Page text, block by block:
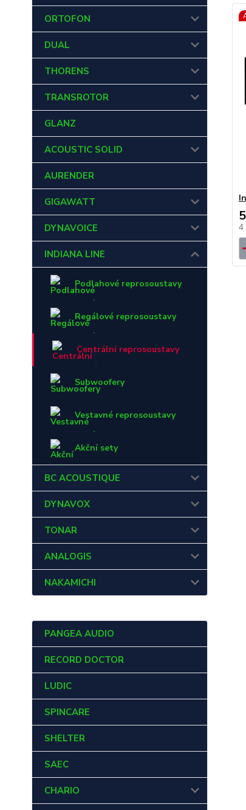
ORTOFON
DUAL
THORENS
TRANSROTOR
GLANZ
ACOUSTIC SOLID
AURENDER
GIGAWATT
DYNAVOICE
INDIANA LINE
Podlahové reprosoustavy
Regálové reprosoustavy
Centrální reprosoustavy
Subwoofery
Vestavné reprosoustavy
Akční sety
BC ACOUSTIQUE
DYNAVOX
TONAR
ANALOGIS
NAKAMICHI
PANGEA AUDIO
RECORD DOCTOR
LUDIC
SPINCARE
SHELTER
SAEC
CHARIO
4